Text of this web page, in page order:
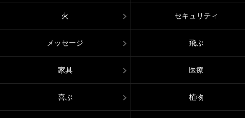
火 セキュリティ
メッセージ 飛ぶ
家具 医療
喜ぶ 植物